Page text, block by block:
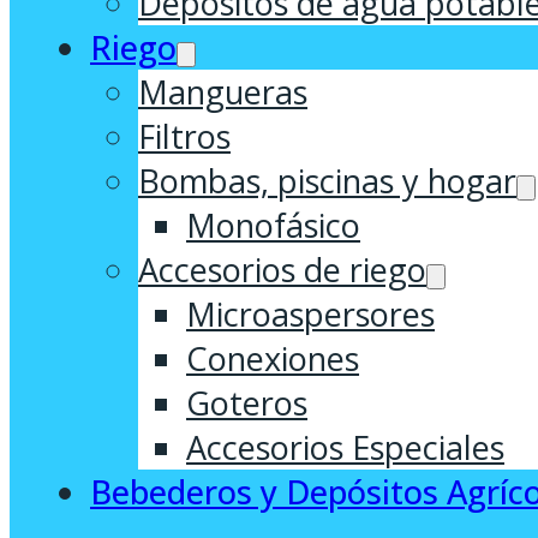
Riego
Mangueras
Filtros
Bombas, piscinas y hogar
Monofásico
Accesorios de riego
Microaspersores
Conexiones
Goteros
Accesorios Especiales
Bebederos y Depósitos